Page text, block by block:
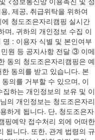
, 제공, 취급위탁을 위하여
청도조은자리캠핑 실시간
며, 귀하의 개인정보 수집 이
: 이용자 식별 및 본인여부
원 등 공지사항 전달 ③ 이메
동의 청도조은자리캠핑은 예
동의를 받고 있습니다. 본
의를 거부할 수 있으며, 이
하는 개인정보의 보유 및 이
의 개인정보는 청도조은자리
하게 됩니다. 단, 청도조은자
핑예약 접수처리 외에 어떠한
됩니다. 또한, 관계 법령의 규